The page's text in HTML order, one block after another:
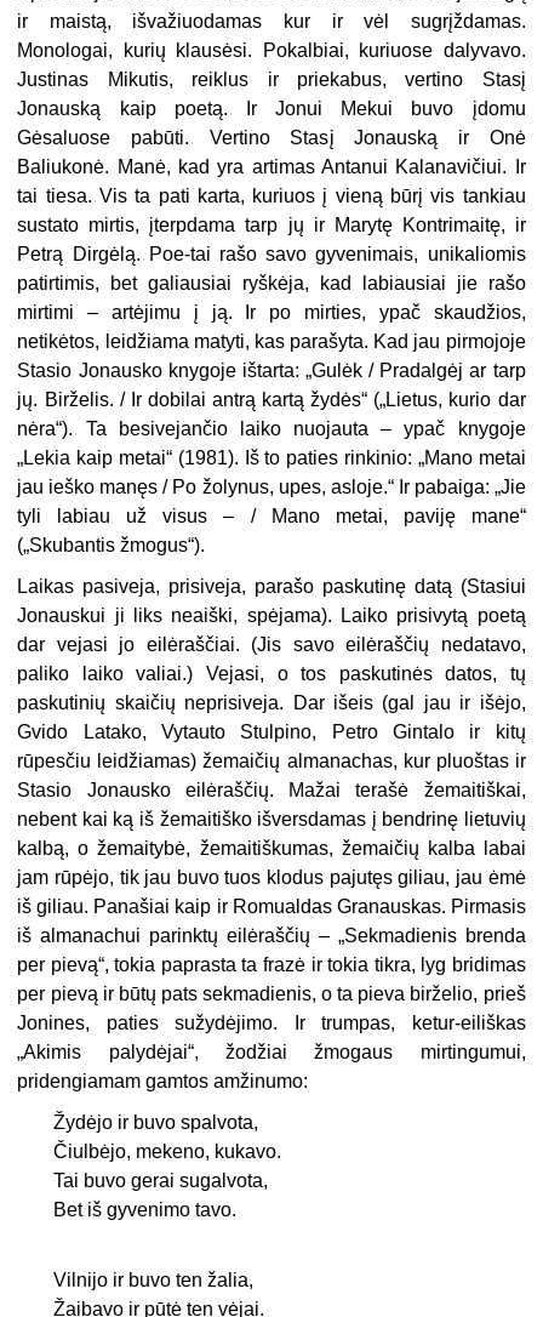
ir maistą, išvažiuodamas kur ir vėl sugrįždamas.
Monologai, kurių klausėsi. Pokalbiai, kuriuose dalyvavo.
Justinas Mikutis, reiklus ir priekabus, vertino Stasį
Jonauską kaip poetą. Ir Jonui Mekui buvo įdomu
Gėsaluose pabūti. Vertino Stasį Jonauską ir Onė
Baliukonė. Manė, kad yra artimas Antanui Kalanavičiui. Ir
tai tiesa. Vis ta pati karta, kuriuos į vieną būrį vis tankiau
sustato mirtis, įterpdama tarp jų ir Marytę Kontrimaitę, ir
Petrą Dirgėlą. Poe-tai rašo savo gyvenimais, unikaliomis
patirtimis, bet galiausiai ryškėja, kad labiausiai jie rašo
mirtimi – artėjimu į ją. Ir po mirties, ypač skaudžios,
netikėtos, leidžiama matyti, kas parašyta. Kad jau pirmojoje
Stasio Jonausko knygoje ištarta: „Gulėk / Pradalgėj ar tarp
jų. Birželis. / Ir dobilai antrą kartą žydės“ („Lietus, kurio dar
nėra“). Ta besivejančio laiko nuojauta – ypač knygoje
„Lekia kaip metai“ (1981). Iš to paties rinkinio: „Mano metai
jau ieško manęs / Po žolynus, upes, asloje.“ Ir pabaiga: „Jie
tyli labiau už visus – / Mano metai, paviję mane“
(„Skubantis žmogus“).
Laikas pasiveja, prisiveja, parašo paskutinę datą (Stasiui
Jonauskui ji liks neaiški, spėjama). Laiko prisivytą poetą
dar vejasi jo eilėraščiai. (Jis savo eilėraščių nedatavo,
paliko laiko valiai.) Vejasi, o tos paskutinės datos, tų
paskutinių skaičių neprisiveja. Dar išeis (gal jau ir išėjo,
Gvido Latako, Vytauto Stulpino, Petro Gintalo ir kitų
rūpesčiu leidžiamas) žemaičių almanachas, kur pluoštas ir
Stasio Jonausko eilėraščių. Mažai terašė žemaitiškai,
nebent kai ką iš žemaitiško išversdamas į bendrinę lietuvių
kalbą, o žemaitybė, žemaitiškumas, žemaičių kalba labai
jam rūpėjo, tik jau buvo tuos klodus pajutęs giliau, jau ėmė
iš giliau. Panašiai kaip ir Romualdas Granauskas. Pirmasis
iš almanachui parinktų eilėraščių – „Sekmadienis brenda
per pievą“, tokia paprasta ta frazė ir tokia tikra, lyg bridimas
per pievą ir būtų pats sekmadienis, o ta pieva birželio, prieš
Jonines, paties sužydėjimo. Ir trumpas, ketur-eiliškas
„Akimis palydėjai“, žodžiai žmogaus mirtingumui,
pridengiamam gamtos amžinumo:
Žydėjo ir buvo spalvota,
Čiulbėjo, mekeno, kukavo.
Tai buvo gerai sugalvota,
Bet iš gyvenimo tavo.
Vilnijo ir buvo ten žalia,
Žaibavo ir pūtė ten vėjai.